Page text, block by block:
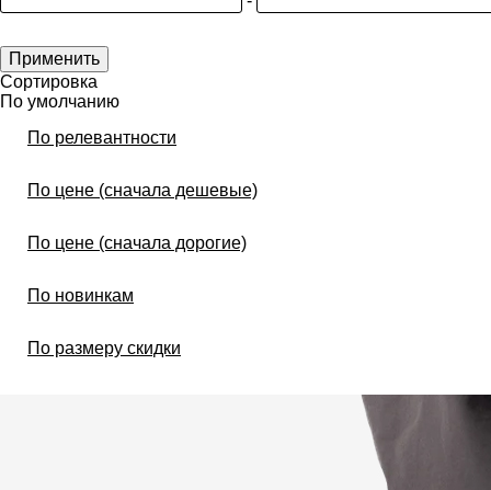
Применить
Сортировка
По умолчанию
По релевантности
По цене (сначала дешевые)
По цене (сначала дорогие)
По новинкам
По размеру скидки